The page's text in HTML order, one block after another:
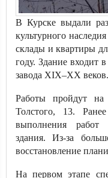
В Курске выдали
культурного
склады и квартиры
году. Здание входит
завода XIX–XX веков.
Работы пройдут
Толстого, 13.
выполнения работ
здания. Из-за
восстановление
На первом этапе